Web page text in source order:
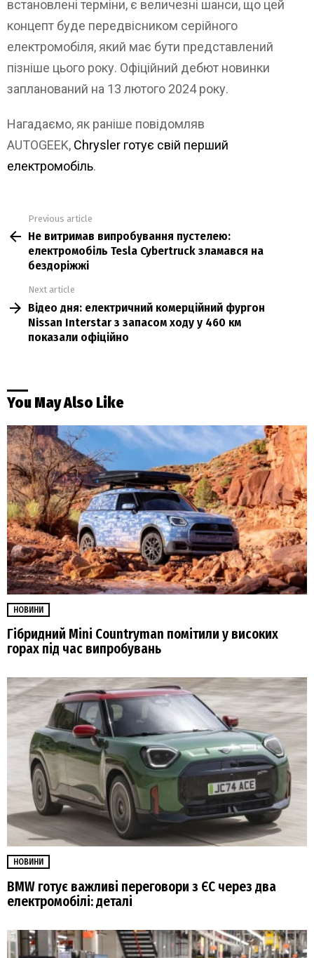
встановлені терміни, є величезні шанси, що цей
концепт буде передвісником серійного
електромобіля, який має бути представлений
пізніше цього року. Офіційний дебют новинки
запланований на 13 лютого 2024 року.
Нагадаємо, як раніше повідомляв
AUTOGEEK, Chrysler готує свій перший
електромобіль.
more
Previous article
Не витримав випробування пустелею:
електромобіль Tesla Cybertruck зламався на
бездоріжжі
Next article
Відео дня: електричний комерційний фургон
Nissan Interstar з запасом ходу у 460 км
показали офіційно
You May Also Like
НОВИНИ
Гібридний Mini Countryman помітили у високих
горах під час випробувань
НОВИНИ
BMW готує важливі переговори з ЄС через два
електромобілі: деталі